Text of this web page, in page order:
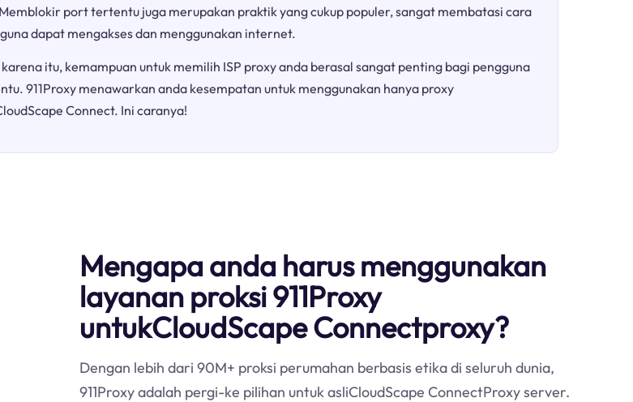
port tertentu juga merupakan praktik yang cukup populer, sangat membatasi cara
dapat mengakses dan menggunakan internet.
itu, kemampuan untuk memilih ISP proxy anda berasal sangat penting bagi pengguna
911Proxy menawarkan anda kesempatan untuk menggunakan hanya proxy
Connect. Ini caranya!
Mengapa anda harus menggunakan
layanan proksi 911Proxy
untukCloudScape Connectproxy?
Dengan lebih dari 90M+ proksi perumahan berbasis etika di seluruh dunia,
911Proxy adalah pergi-ke pilihan untuk asliCloudScape ConnectProxy server.